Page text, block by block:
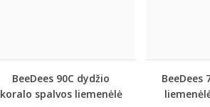
BeeDees 90C dydžio
koralo spalvos liemenėlė
BeeDees